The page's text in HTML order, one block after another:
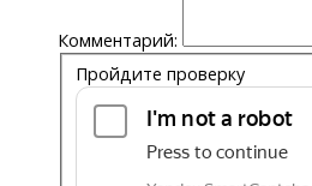
Комментарий:
Пройдите проверку